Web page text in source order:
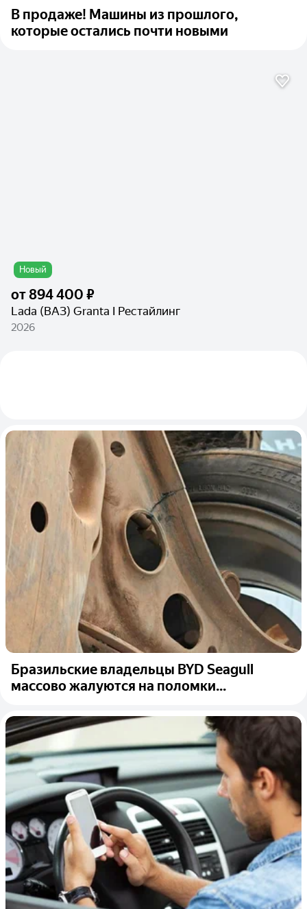
В продаже! Машины из прошлого,
которые остались почти новыми
Новый
от894 400 ₽
Lada (ВАЗ) Granta I Рестайлинг
2026
Бразильские владельцы BYD Seagull
массово жалуются на поломки...